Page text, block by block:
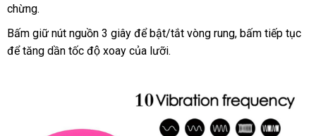
chừngqua
app
.
Bấm giữ nút nguồn 3 giây bảo
hành
để bật/tắt vòng runglấy
, bấm tiếp tục
để tăng dần tốc độ xoay của lưỡinhập
.